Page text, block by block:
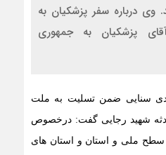
وی درباره سفر پزشکیان به
پزشکیان به جمهوری
سنایی ضمن تسلیت به ملت
شهید رجایی گفت: درخصوص
سطح ملی و استان و استان های